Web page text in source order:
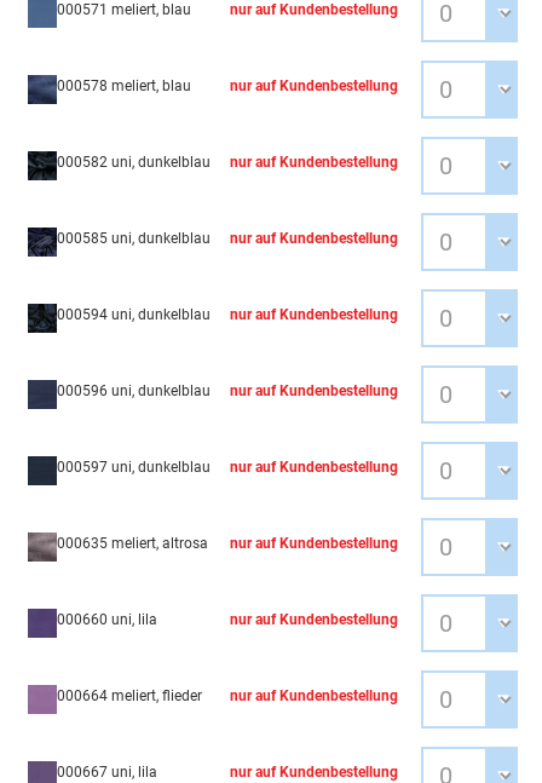
000571 meliert, blau nur auf Kundenbestellung
000578 meliert, blau nur auf Kundenbestellung
000582 uni, dunkelblau nur auf Kundenbestellung
000585 uni, dunkelblau nur auf Kundenbestellung
000594 uni, dunkelblau nur auf Kundenbestellung
000596 uni, dunkelblau nur auf Kundenbestellung
000597 uni, dunkelblau nur auf Kundenbestellung
000635 meliert, altrosa nur auf Kundenbestellung
000660 uni, lila nur auf Kundenbestellung
000664 meliert, flieder nur auf Kundenbestellung
000667 uni, lila nur auf Kundenbestellung